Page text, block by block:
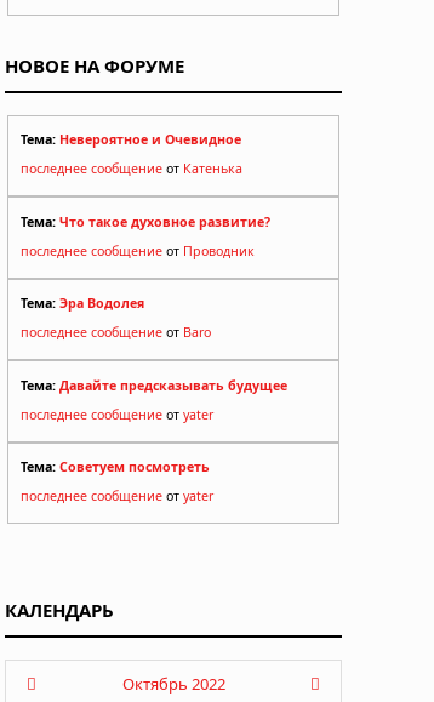
НОВОЕ НА ФОРУМЕ
Тема: Невероятное и Очевидное
последнее сообщение от Катенька
Тема: Что такое духовное развитие?
последнее сообщение от Проводник
Тема: Эра Водолея
последнее сообщение от Baro
Тема: Давайте предсказывать будущее
последнее сообщение от yater
Тема: Советуем посмотреть
последнее сообщение от yater
КАЛЕНДАРЬ
Октябрь 2022